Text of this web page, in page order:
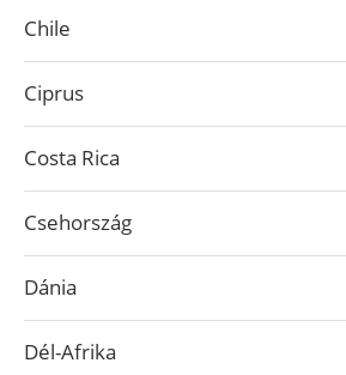
Chile
Ciprus
Costa Rica
Csehország
Dánia
Dél-Afrika